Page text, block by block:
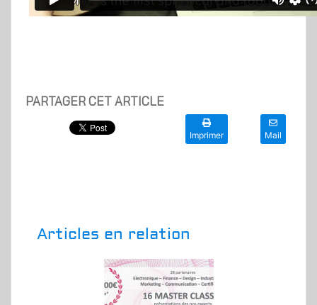
PARTAGER CET ARTICLE
Imprimer Mail
Articles en relation